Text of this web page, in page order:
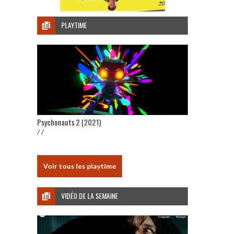
PLAYTIME
Psychonauts 2 (2021)
/ /
Voir tous les playtime
VIDÉO DE LA SEMAINE